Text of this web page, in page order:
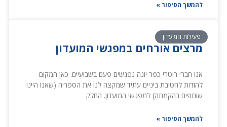
להמשך הסיפור »
פעילות המועדון
מרצים אורחים במפגשי המועדון
אנו חברי רוטרי כפר יונה נפגשים פעם בשבועיים. כאן המקום
להודות לחטיבת ביניים עתיד שמקצה לנו את הספריה (שאנו היינו
שותפים בהקמתה) למפגשי המועדון. החלק
להמשך הסיפור »